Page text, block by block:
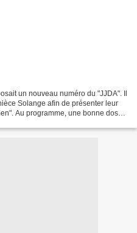
un nouveau numéro du "JJDA". Il
Solange afin de présenter leur
Au programme, une bonne dose